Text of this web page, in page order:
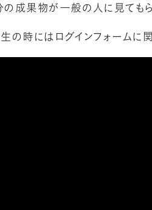
の成果物が一般の人に見てもら
の時にはログインフォームに